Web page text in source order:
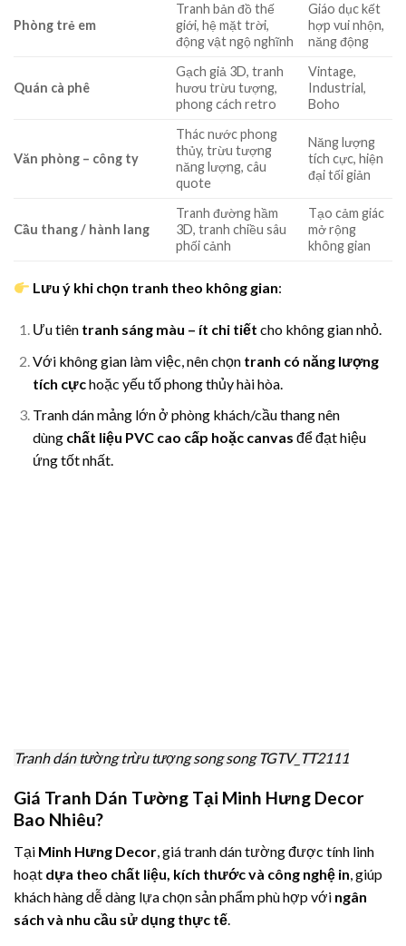
Phòng trẻ em
Tranh bản đồ thế
giới, hệ mặt trời,
động vật ngộ nghĩnh
Giáo dục kết
hợp vui nhộn,
năng động
Quán cà phê
Gạch giả 3D, tranh
hươu trừu tượng,
phong cách retro
Vintage,
Industrial,
Boho
Văn phòng – công ty
Thác nước phong
thủy, trừu tượng
năng lượng, câu
quote
Năng lượng
tích cực, hiện
đại tối giản
Cầu thang / hành lang
Tranh đường hầm
3D, tranh chiều sâu
phối cảnh
Tạo cảm giác
mở rộng
không gian
Lưu ý khi chọn tranh theo không gian:
Ưu tiên tranh sáng màu – ít chi tiết cho không gian nhỏ.
Với không gian làm việc, nên chọn tranh có năng lượng
tích cựchoặc yếu tố phong thủy hài hòa.
Tranh dán mảng lớn ở phòng khách/cầu thang nên
dùng chất liệu PVC cao cấp hoặc canvas để đạt hiệu
ứng tốt nhất.
Tranh dán tường trừu tượng song song TGTV_TT2111
Giá Tranh Dán Tường Tại Minh Hưng Decor
Bao Nhiêu?
Tại Minh Hưng Decor, giá tranh dán tường được tính linh
hoạt dựa theo chất liệu, kích thước và công nghệ in, giúp
khách hàng dễ dàng lựa chọn sản phẩm phù hợp với ngân
sách và nhu cầu sử dụng thực tế.